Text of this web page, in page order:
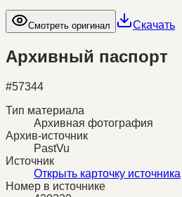
Смотреть оригинал Скачать
Архивный паспорт
#57344
Тип материала
Архивная фотография
Архив-источник
PastVu
Источник
Открыть карточку источника
Номер в источнике